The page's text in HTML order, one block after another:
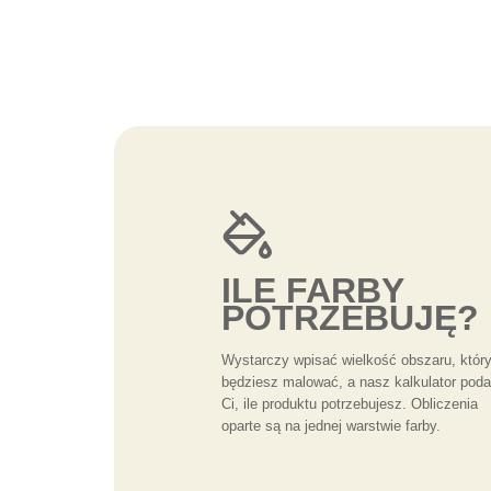
ILE FARBY
POTRZEBUJĘ?
Wystarczy wpisać wielkość obszaru, który
będziesz malować, a nasz kalkulator poda
Ci, ile produktu potrzebujesz. Obliczenia
oparte są na jednej warstwie farby.